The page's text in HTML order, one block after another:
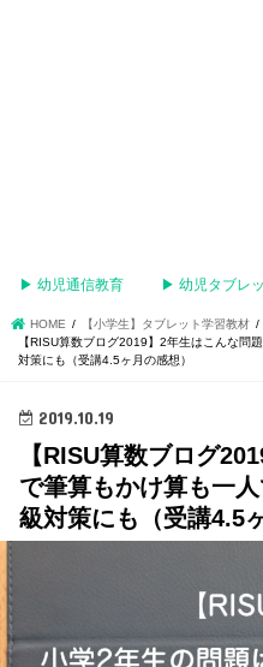
▶︎ 幼児通信教育 ▶︎ 幼児タブレ
HOME 【小学生】タブレット学習教材
【RISU算数ブログ2019】2年生はこんな問
対策にも（受講4.5ヶ月の感想）
2019.10.19
【RISU算数ブログ
で筆算もかけ算も一
級対策にも（受講4.5